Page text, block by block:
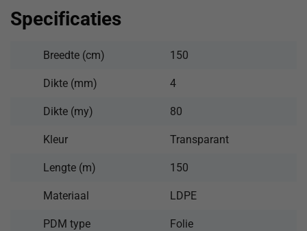
Specificaties
Breedte (cm) 150
Dikte (mm) 4
Dikte (my) 80
Kleur Transparant
Lengte (m) 150
Materiaal LDPE
PDM type Folie